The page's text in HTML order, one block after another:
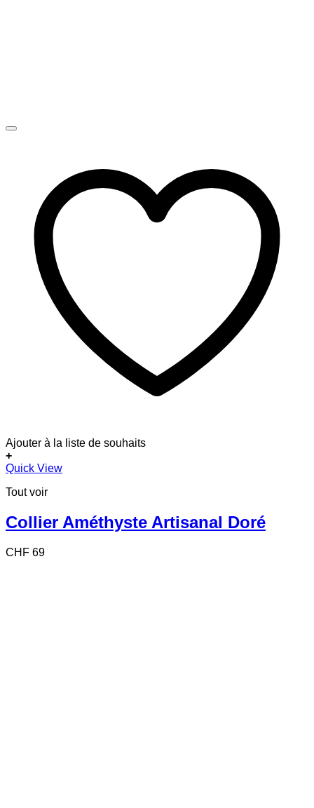
Ajouter à la liste de souhaits
+
Quick View
Tout voir
Collier Améthyste Artisanal Doré
CHF 69